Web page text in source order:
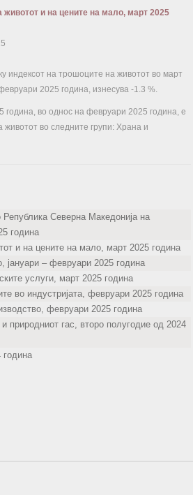
животот и на цените на мало, март 2025
индексот на трошоците на животот во март
2025 година, изнесува -1.3 %.
во однос на февруари 2025 година, е
во следните групи: Храна и
Северна Македонија на
година
и на цените на мало, март 2025 година
јануари – февруари 2025 година
услуги, март 2025 година
во индустријата, февруари 2025 година
февруари 2025 година
природниот гас, второ полугодие од 2024
година